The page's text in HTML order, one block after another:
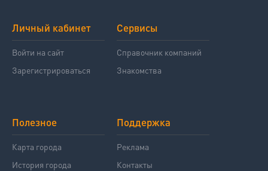
Личный кабинет
Войти на сайт
Зарегистрироваться
Сервисы
Справочник компаний
Знакомства
Полезное
Карта города
История города
Поддержка
Реклама
Контакты